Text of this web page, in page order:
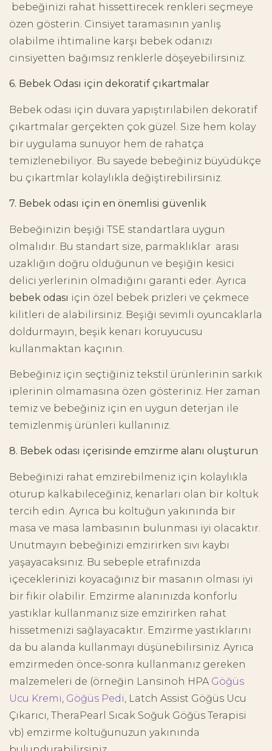
bebeğinizi rahat hissettirecek renkleri seçmeye
özen gösterin. Cinsiyet taramasının yanlış
olabilme ihtimaline karşı bebek odanızı
cinsiyetten bağımsız renklerle döşeyebilirsiniz.
6. Bebek Odası için dekoratif çıkartmalar
Bebek odası için duvara yapıştırılabilen dekoratif
çıkartmalar gerçekten çok güzel. Size hem kolay
bir uygulama sunuyor hem de rahatça
temizlenebiliyor. Bu sayede bebeğiniz büyüdükçe
bu çıkartmlar kolaylıkla değiştirebilirsiniz.
7. Bebek odası için en önemlisi güvenlik
Bebeğinizin beşiği TSE standartlara uygun
olmalıdır. Bu standart size, parmaklıklar arası
uzaklığın doğru olduğunun ve beşiğin kesici
delici yerlerinin olmadığını garanti eder. Ayrıca
bebek odası için özel bebek prizleri ve çekmece
kilitleri de alabilirsiniz. Beşiği sevimli oyuncaklarla
doldurmayın, beşik kenarı koruyucusu
kullanmaktan kaçının.
Bebeğiniz için seçtiğiniz tekstil ürünlerinin sarkık
iplerinin olmamasına özen gösteriniz. Her zaman
temiz ve bebeğiniz için en uygun deterjan ile
temizlenmiş ürünleri kullanınız.
8. Bebek odası içerisinde emzirme alanı oluşturun
Bebeğinizi rahat emzirebilmeniz için kolaylıkla
oturup kalkabileceğiniz, kenarları olan bir koltuk
tercih edin. Ayrıca bu koltuğun yakınında bir
masa ve masa lambasının bulunması iyi olacaktır.
Unutmayın bebeğinizi emzirirken sıvı kaybı
yaşayacaksınız. Bu sebeple etrafınızda
içeceklerinizi koyacağınız bir masanın olması iyi
bir fikir olabilir. Emzirme alanınızda konforlu
yastıklar kullanmanız size emzirirken rahat
hissetmenizi sağlayacaktır. Emzirme yastıklarını
da bu alanda kullanmayı düşünebilirsiniz. Ayrıca
emzirmeden önce-sonra kullanmanız gereken
malzemeleri de (örneğin Lansinoh HPA Göğüs
Ucu Kremi Göğüs Pedi , Latch Assist Göğüs Ucu
Çıkarıcı, TheraPearl Sıcak Soğuk Göğüs Terapisi
vb) emzirme koltuğunuzun yakınında